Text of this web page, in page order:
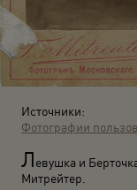
Источники:
Фотографии
Левушка и
Митрейтер.